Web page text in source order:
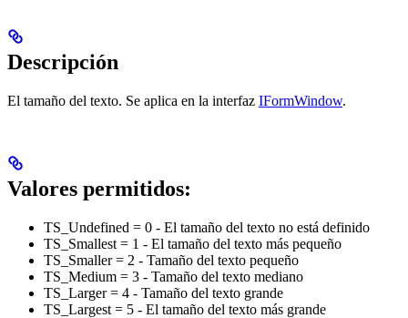
Descripción
El tamaño del texto. Se aplica en la interfaz IFormWindow.
Valores permitidos:
TS_Undefined = 0 - El tamaño del texto no está definido
TS_Smallest = 1 - El tamaño del texto más pequeño
TS_Smaller = 2 - Tamaño del texto pequeño
TS_Medium = 3 - Tamaño del texto mediano
TS_Larger = 4 - Tamaño del texto grande
TS_Largest = 5 - El tamaño del texto más grande